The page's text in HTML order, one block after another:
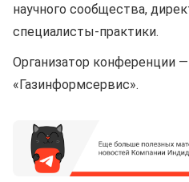
научного сообщества,
специалисты-практики.
Организатор конференции
«Газинформсервис».